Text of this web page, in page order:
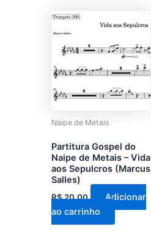
Naipe de Metais
Partitura Gospel do
Naipe de Metais – Vida
aos Sepulcros (Marcus
Salles)
R$20,00
Adicionar
ao carrinho